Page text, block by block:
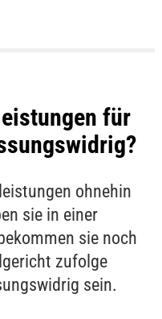
für
ohnehin
sie in einer
sie noch
zufolge
sein.